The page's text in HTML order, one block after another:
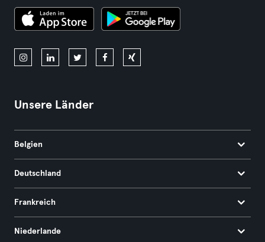
Unsere Länder
Belgien
Deutschland
Frankreich
Niederlande